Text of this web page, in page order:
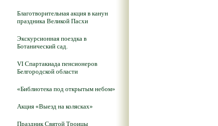
Благотворительная акция в канун
праздника Великой Пасхи
Экскурсионная поездка в
Ботанический сад.
VI Спартакиада пенсионеров
Белгородской области
«Библиотека под открытым небом»
Акция «Выезд на колясках»
Праздник Святой Троицы